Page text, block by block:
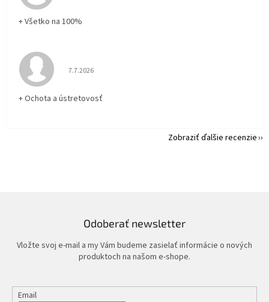
+ Všetko na 100%
Hodnotenie obchodu je 5 z 5 hviezdičiek.
7.7.2026
+ Ochota a ústretovosť
Zobraziť ďalšie recenzie
Odoberať newsletter
Vložte svoj e-mail a my Vám budeme zasielať informácie o nových
produktoch na našom e-shope.
Email